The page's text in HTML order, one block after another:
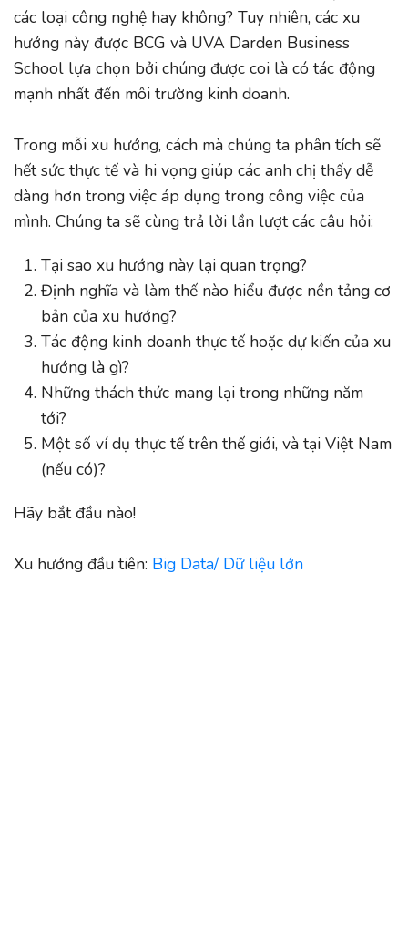
các loại công nghệ hay không? Tuy nhiên, các xu
hướng này được BCG và UVA Darden Business
School lựa chọn bởi chúng được coi là có tác động
mạnh nhất đến môi trường kinh doanh.
Trong mỗi xu hướng, cách mà chúng ta phân tích sẽ
hết sức thực tế và hi vọng giúp các anh chị thấy dễ
dàng hơn trong việc áp dụng trong công việc của
mình. Chúng ta sẽ cùng trả lời lần lượt các câu hỏi:
Tại sao xu hướng này lại quan trọng?
Định nghĩa và làm thế nào hiểu được nền tảng cơ
bản của xu hướng?
Tác động kinh doanh thực tế hoặc dự kiến ​​của xu
hướng là gì?
Những thách thức mang lại trong những năm
tới?
Một số ví dụ thực tế trên thế giới, và tại Việt Nam
(nếu có)?
Hãy bắt đầu nào!
Xu hướng đầu tiên: Big Data/ Dữ liệu lớn